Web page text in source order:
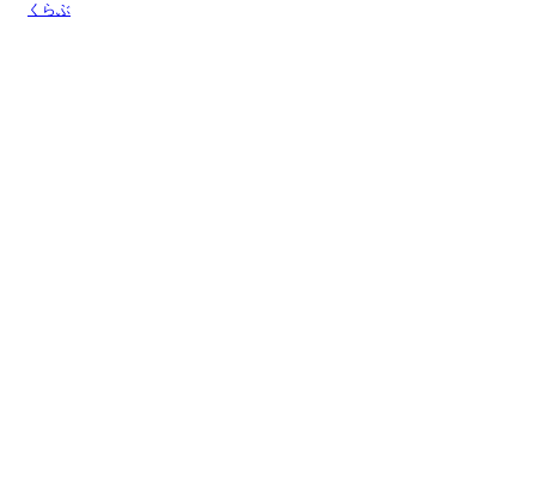
くらぶ